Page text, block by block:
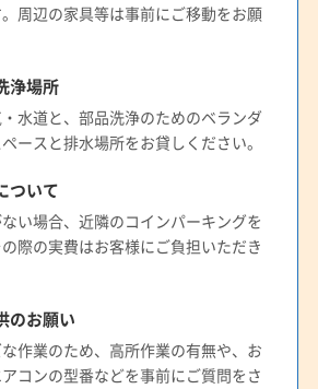
周辺の家具等は事前にご移動をお願
浄場所
水道と、部品洗浄のためのベランダ
ースと排水場所をお貸しください。
ついて
い場合、近隣のコインパーキングを
際の実費はお客様にご負担いただき
のお願い
作業のため、高所作業の有無や、お
コンの型番などを事前にご質問をさ